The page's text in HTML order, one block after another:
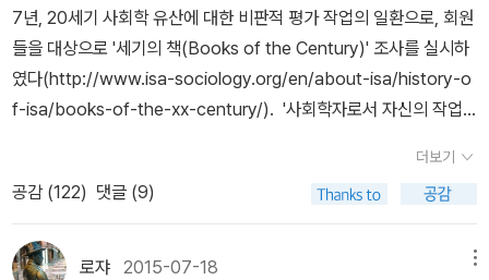
7년, 20세기 사회학 유산에 대한 비판적 평가 작업의 일환으로, 회원
들을 대상으로 '세기의 책(Books of the Century)' 조사를 실시하
였다(http://www.isa-sociology.org/en/about-isa/history-o
f-isa/books-of-the-xx-century/). '사회학자로서 자신의 작업
원 2,785명 중 455명이 답하였고, 막스 베버의 미완성 유작 『경제
와 사회』가 전체 표 중 20.9%를 얻어 1위를 차지하였다. 그러나 그
중 일부를 국역한 박성환 교수 논문에 따르면, 『경제와 사회』는 편집
자와 판본에 따라 수록된 글과 배열순서 등이 너무 달라 1위를 차지한
더보기
공감 (122) 댓글 (9)
로쟈 2015-07-18